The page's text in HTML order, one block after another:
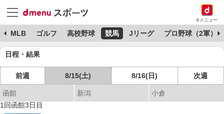
dメニュー
MLB ゴルフ 高校野球 競馬 Jリーグ プロ野球（2軍）
日程・結果
前週 8/15(土) 8/16(日) 次週
函館 新潟
小倉
1回函館3日目